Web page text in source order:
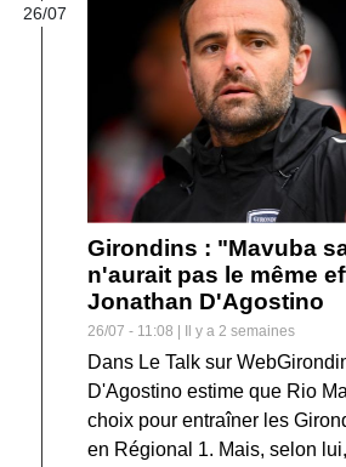
26/07
Girondins : "Mavuba
n'aurait pas le même
Jonathan D'Agostino
26/07 - 11:08 | Il y a 2 semaines
Dans Le Talk sur
D'Agostino estime que Rio
choix pour entraîner les
en Régional 1. Mais, selon